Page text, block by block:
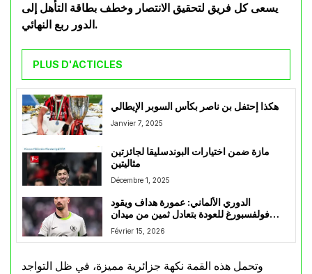
يسعى كل فريق لتحقيق الانتصار وخطف بطاقة التأهل إلى
الدور ربع النهائي.
PLUS D'ACTICLES
هكذا إحتفل بن ناصر بكأس السوبر الإيطالي
Janvier 7, 2025
مازة ضمن اختيارات البوندسليقا لجائزتين
مثاليتين
Décembre 1, 2025
الدوري الألماني: عمورة هداف ويقود
فولفسبورغ للعودة بتعادل ثمين من ميدان
لايبزيغ
Février 15, 2026
وتحمل هذه القمة نكهة جزائرية مميزة، في ظل التواجد